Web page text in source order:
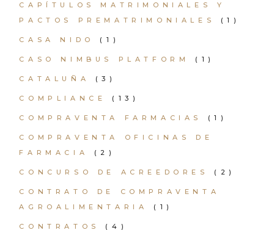
CAPÍTULOS MATRIMONIALES Y
PACTOS PREMATRIMONIALES
(1)
CASA NIDO (1)
CASO NIMBUS PLATFORM (1)
CATALUÑA (3)
COMPLIANCE (13)
COMPRAVENTA FARMACIAS (1)
COMPRAVENTA OFICINAS DE
FARMACIA
(2)
CONCURSO DE ACREEDORES (2)
CONTRATO DE COMPRAVENTA
AGROALIMENTARIA
(1)
CONTRATOS (4)